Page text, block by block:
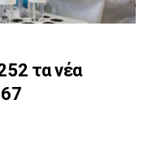
τα νέα